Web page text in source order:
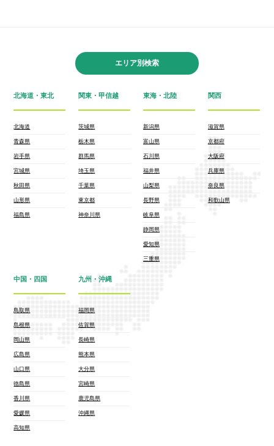
エリア別検索
北海道・東北
北海道
青森県
岩手県
宮城県
秋田県
山形県
福島県
関東・甲信越
茨城県
栃木県
群馬県
埼玉県
千葉県
東京都
神奈川県
東海・北陸
新潟県
富山県
石川県
福井県
山梨県
長野県
岐阜県
静岡県
愛知県
三重県
関西
滋賀県
京都府
大阪府
兵庫県
奈良県
和歌山県
中国・四国
鳥取県
島根県
岡山県
広島県
山口県
徳島県
香川県
愛媛県
高知県
九州・沖縄
福岡県
佐賀県
長崎県
熊本県
大分県
宮崎県
鹿児島県
沖縄県